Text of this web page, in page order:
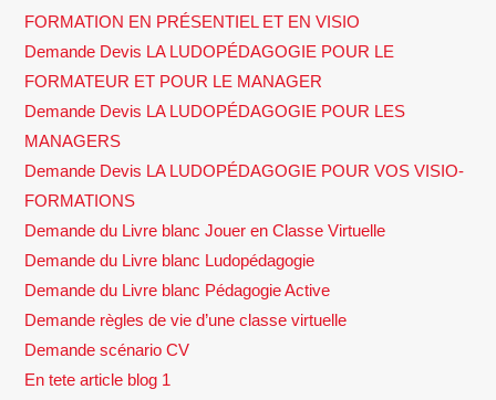
FORMATION EN PRÉSENTIEL ET EN VISIO
Demande Devis LA LUDOPÉDAGOGIE POUR LE
FORMATEUR ET POUR LE MANAGER
Demande Devis LA LUDOPÉDAGOGIE POUR LES
MANAGERS
Demande Devis LA LUDOPÉDAGOGIE POUR VOS VISIO-
FORMATIONS
Demande du Livre blanc Jouer en Classe Virtuelle
Demande du Livre blanc Ludopédagogie
Demande du Livre blanc Pédagogie Active
Demande règles de vie d’une classe virtuelle
Demande scénario CV
En tete article blog 1